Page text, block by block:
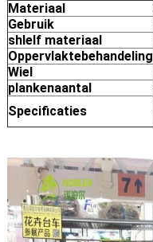
Materiaal
Gebruik
shlelf materiaal
Oppervlaktebehandeling
Wiel
plankenaantal
Specificaties